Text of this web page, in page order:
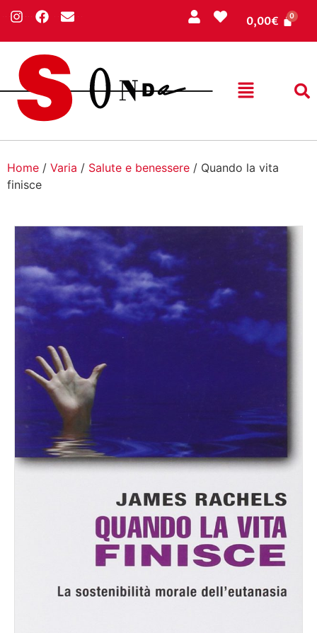
0,00€
Home / Varia / Salute e benessere / Quando la vita
finisce